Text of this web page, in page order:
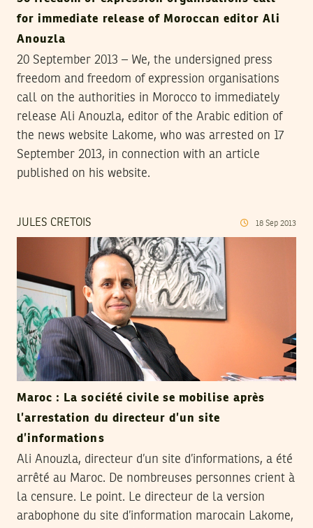
for immediate release of Moroccan editor Ali
Anouzla
20 September 2013 – We, the undersigned press
freedom and freedom of expression organisations
call on the authorities in Morocco to immediately
release Ali Anouzla, editor of the Arabic edition of
the news website Lakome, who was arrested on 17
September 2013, in connection with an article
published on his website.
JULES CRETOIS 18 Sep 2013
Maroc : La société civile se mobilise après
l’arrestation du directeur d’un site
d’informations
Ali Anouzla, directeur d’un site d’informations, a été
arrêté au Maroc. De nombreuses personnes crient à
la censure. Le point. Le directeur de la version
arabophone du site d’information marocain Lakome,